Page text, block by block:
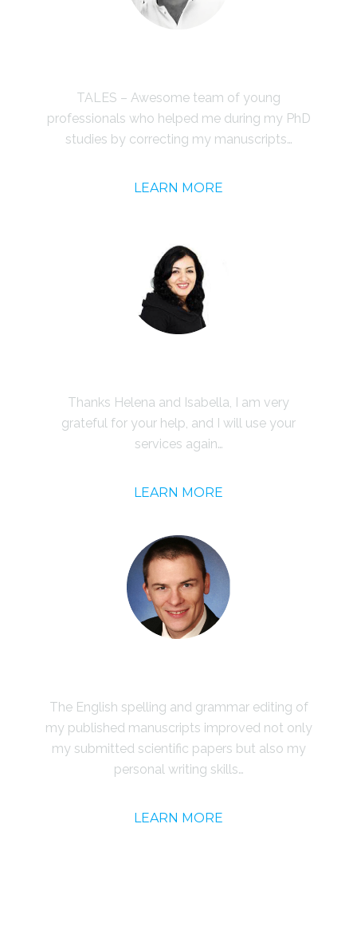
TALES – Awesome team of young
professionals who helped me during my PhD
studies by correcting my manuscripts…
LEARN MORE
Thanks Helena and Isabella, I am very
grateful for your help, and I will use your
services again…
LEARN MORE
The English spelling and grammar editing of
my published manuscripts improved not only
my submitted scientific papers but also my
personal writing skills…
LEARN MORE